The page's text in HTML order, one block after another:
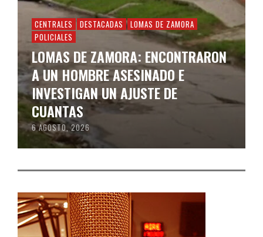
CENTRALES DESTACADAS
LOMAS DE ZAMORA
POLICIALES
LOMAS DE ZAMORA: ENCONTRARON
A UN HOMBRE ASESINADO E
INVESTIGAN UN AJUSTE DE
CUANTAS
6 AGOSTO, 2026